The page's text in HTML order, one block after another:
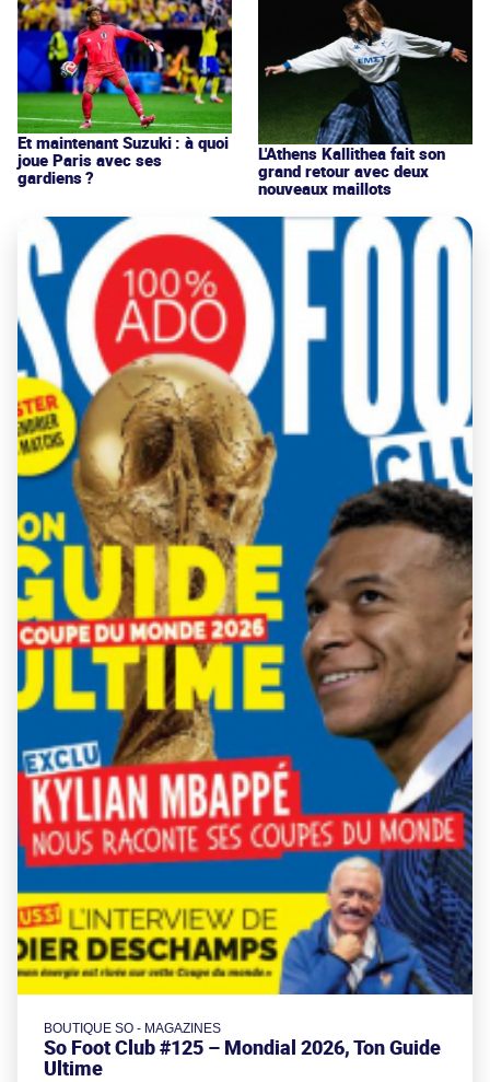
Et maintenant Suzuki : à quoi
joue Paris avec ses
gardiens ?
L'Athens Kallithea fait son
grand retour avec deux
nouveaux maillots
BOUTIQUE SO - MAGAZINES
So Foot Club #125 – Mondial 2026, Ton Guide
Ultime